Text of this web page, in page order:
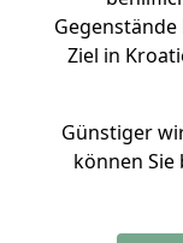
Ziel in
Günstiger
können Sie